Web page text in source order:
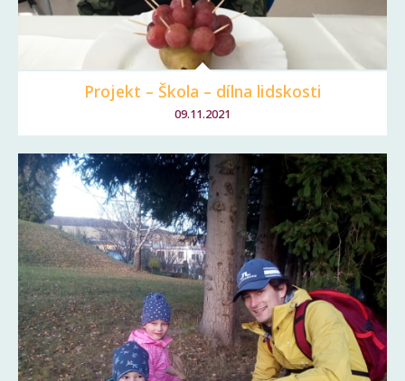
Projekt – Škola – dílna lidskosti
09.11.2021